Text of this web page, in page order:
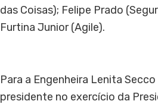
das Coisas); Felipe Prado
Furtina Junior (Agile).
Para a Engenheira Lenita
presidente no exercício da